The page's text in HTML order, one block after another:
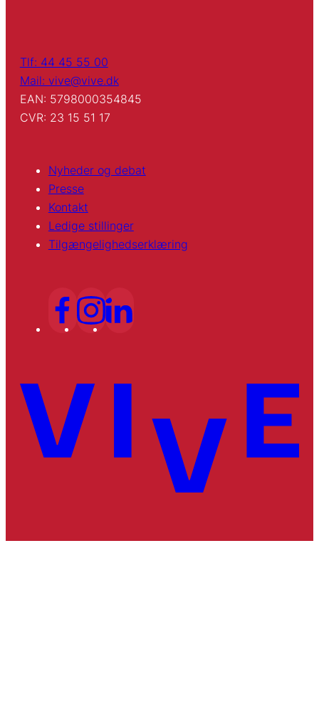
Tlf: 44 45 55 00
Mail: vive@vive.dk
EAN: 5798000354845
CVR: 23 15 51 17
Nyheder og debat
Presse
Kontakt
Ledige stillinger
Tilgængelighedserklæring